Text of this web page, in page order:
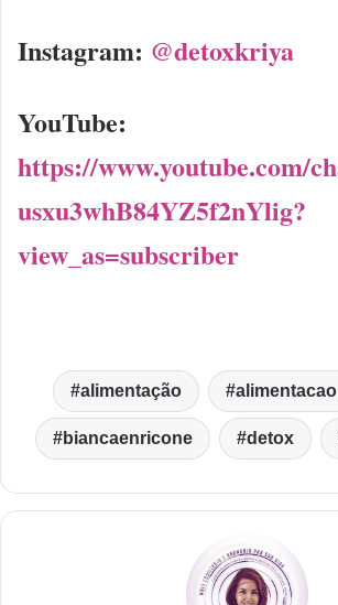
Instagram: @detoxkriya
YouTube:
https://www.youtube.com/
usxu3whB84YZ5f2nYlig?
view_as=subscriber
alimentação
biancaenricone detox